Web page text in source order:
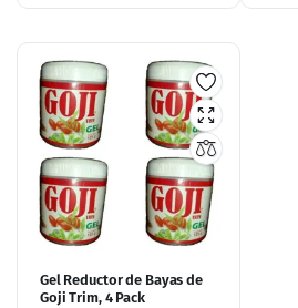
Gel Reductor de Bayas de
Goji Trim, 4 Pack